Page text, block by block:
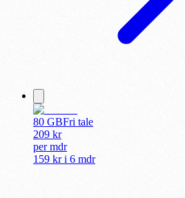
80 GBFri tale
209 kr
permdr
159 kr i 6 mdr